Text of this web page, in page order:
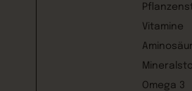
Vitamine
Omega 3